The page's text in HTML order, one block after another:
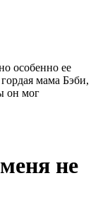
особенно ее
мама Бэби,
он мог
не